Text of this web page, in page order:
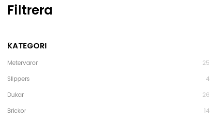
Filtrera
KATEGORI
Metervaror
25
Slippers
4
Dukar
26
Brickor
14